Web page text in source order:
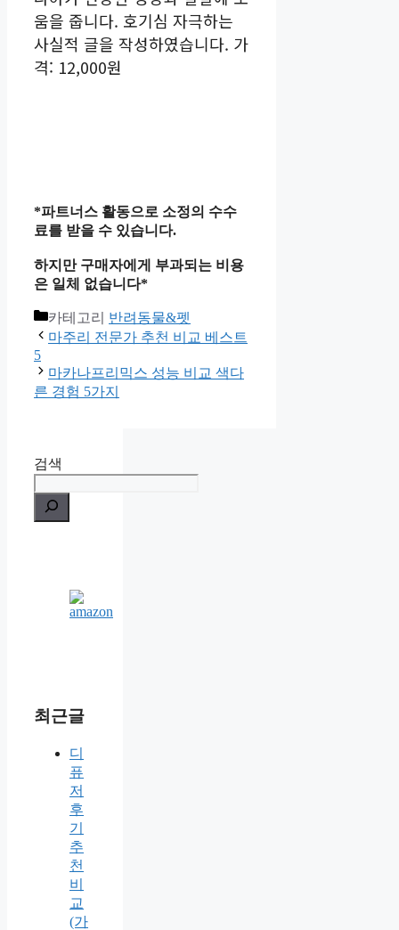
움을 줍니다. 호기심 자극하는
사실적 글을 작성하였습니다. 가
격: 12,000원
*파트너스 활동으로 소정의 수수
료를 받을 수 있습니다.
하지만 구매자에게 부과되는 비용
은 일체 없습니다*
카테고리 반려동물&펫
마주리 전문가 추천 비교 베스트
5
마카나프리믹스 성능 비교 색다
른 경험 5가지
검색
최근글
디
퓨
저
후
기
추
천
비
교
(가